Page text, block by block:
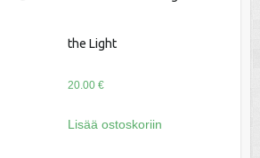
the Light
20.00 €
Lisää ostoskoriin